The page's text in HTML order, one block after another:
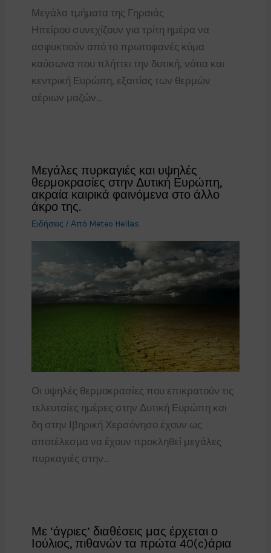
Μεγάλα τμήματα της Γηραιάς
Ηπείρου συνεχίζουν για τρίτη ημέρα να
ασφυκτιούν από το πρωτοφανές κύμα
καύσωνα που πλήττει την δυτική, νότια και
κεντρική Ευρώπη, εξαιτίας των θερμών
αέριων μαζών…
Μεγάλες πυρκαγιές και υψηλές
θερμοκρασίες στην Δυτική Ευρώπη,
ακραία καιρικά φαινόμενα στο άλλο
άκρο της.
Ειδήσεις / Από Meteo Hellas
Οι υψηλές θερμοκρασίες που επικρατούν τις
τελευταίες ημέρες στην Δυτική Ευρώπη και
δη στην Ιβηρική Χερσόνησο έχουν ως
αποτέλεσμα να έχουν προκληθεί μεγάλες
πυρκαγιές στην…
Με ‘άγριες’ διαθέσεις μας έρχεται ο
Ιούλιος, πιθανών τα πρώτα 40(c)άρια